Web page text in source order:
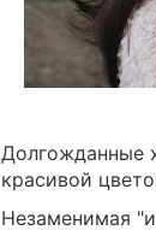
Долгожданные
красивой
Незаменимая